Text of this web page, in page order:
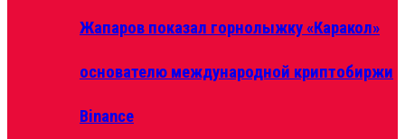
Жапаров показал горнолыжку «Каракол»
основателю международной криптобиржи
Binance